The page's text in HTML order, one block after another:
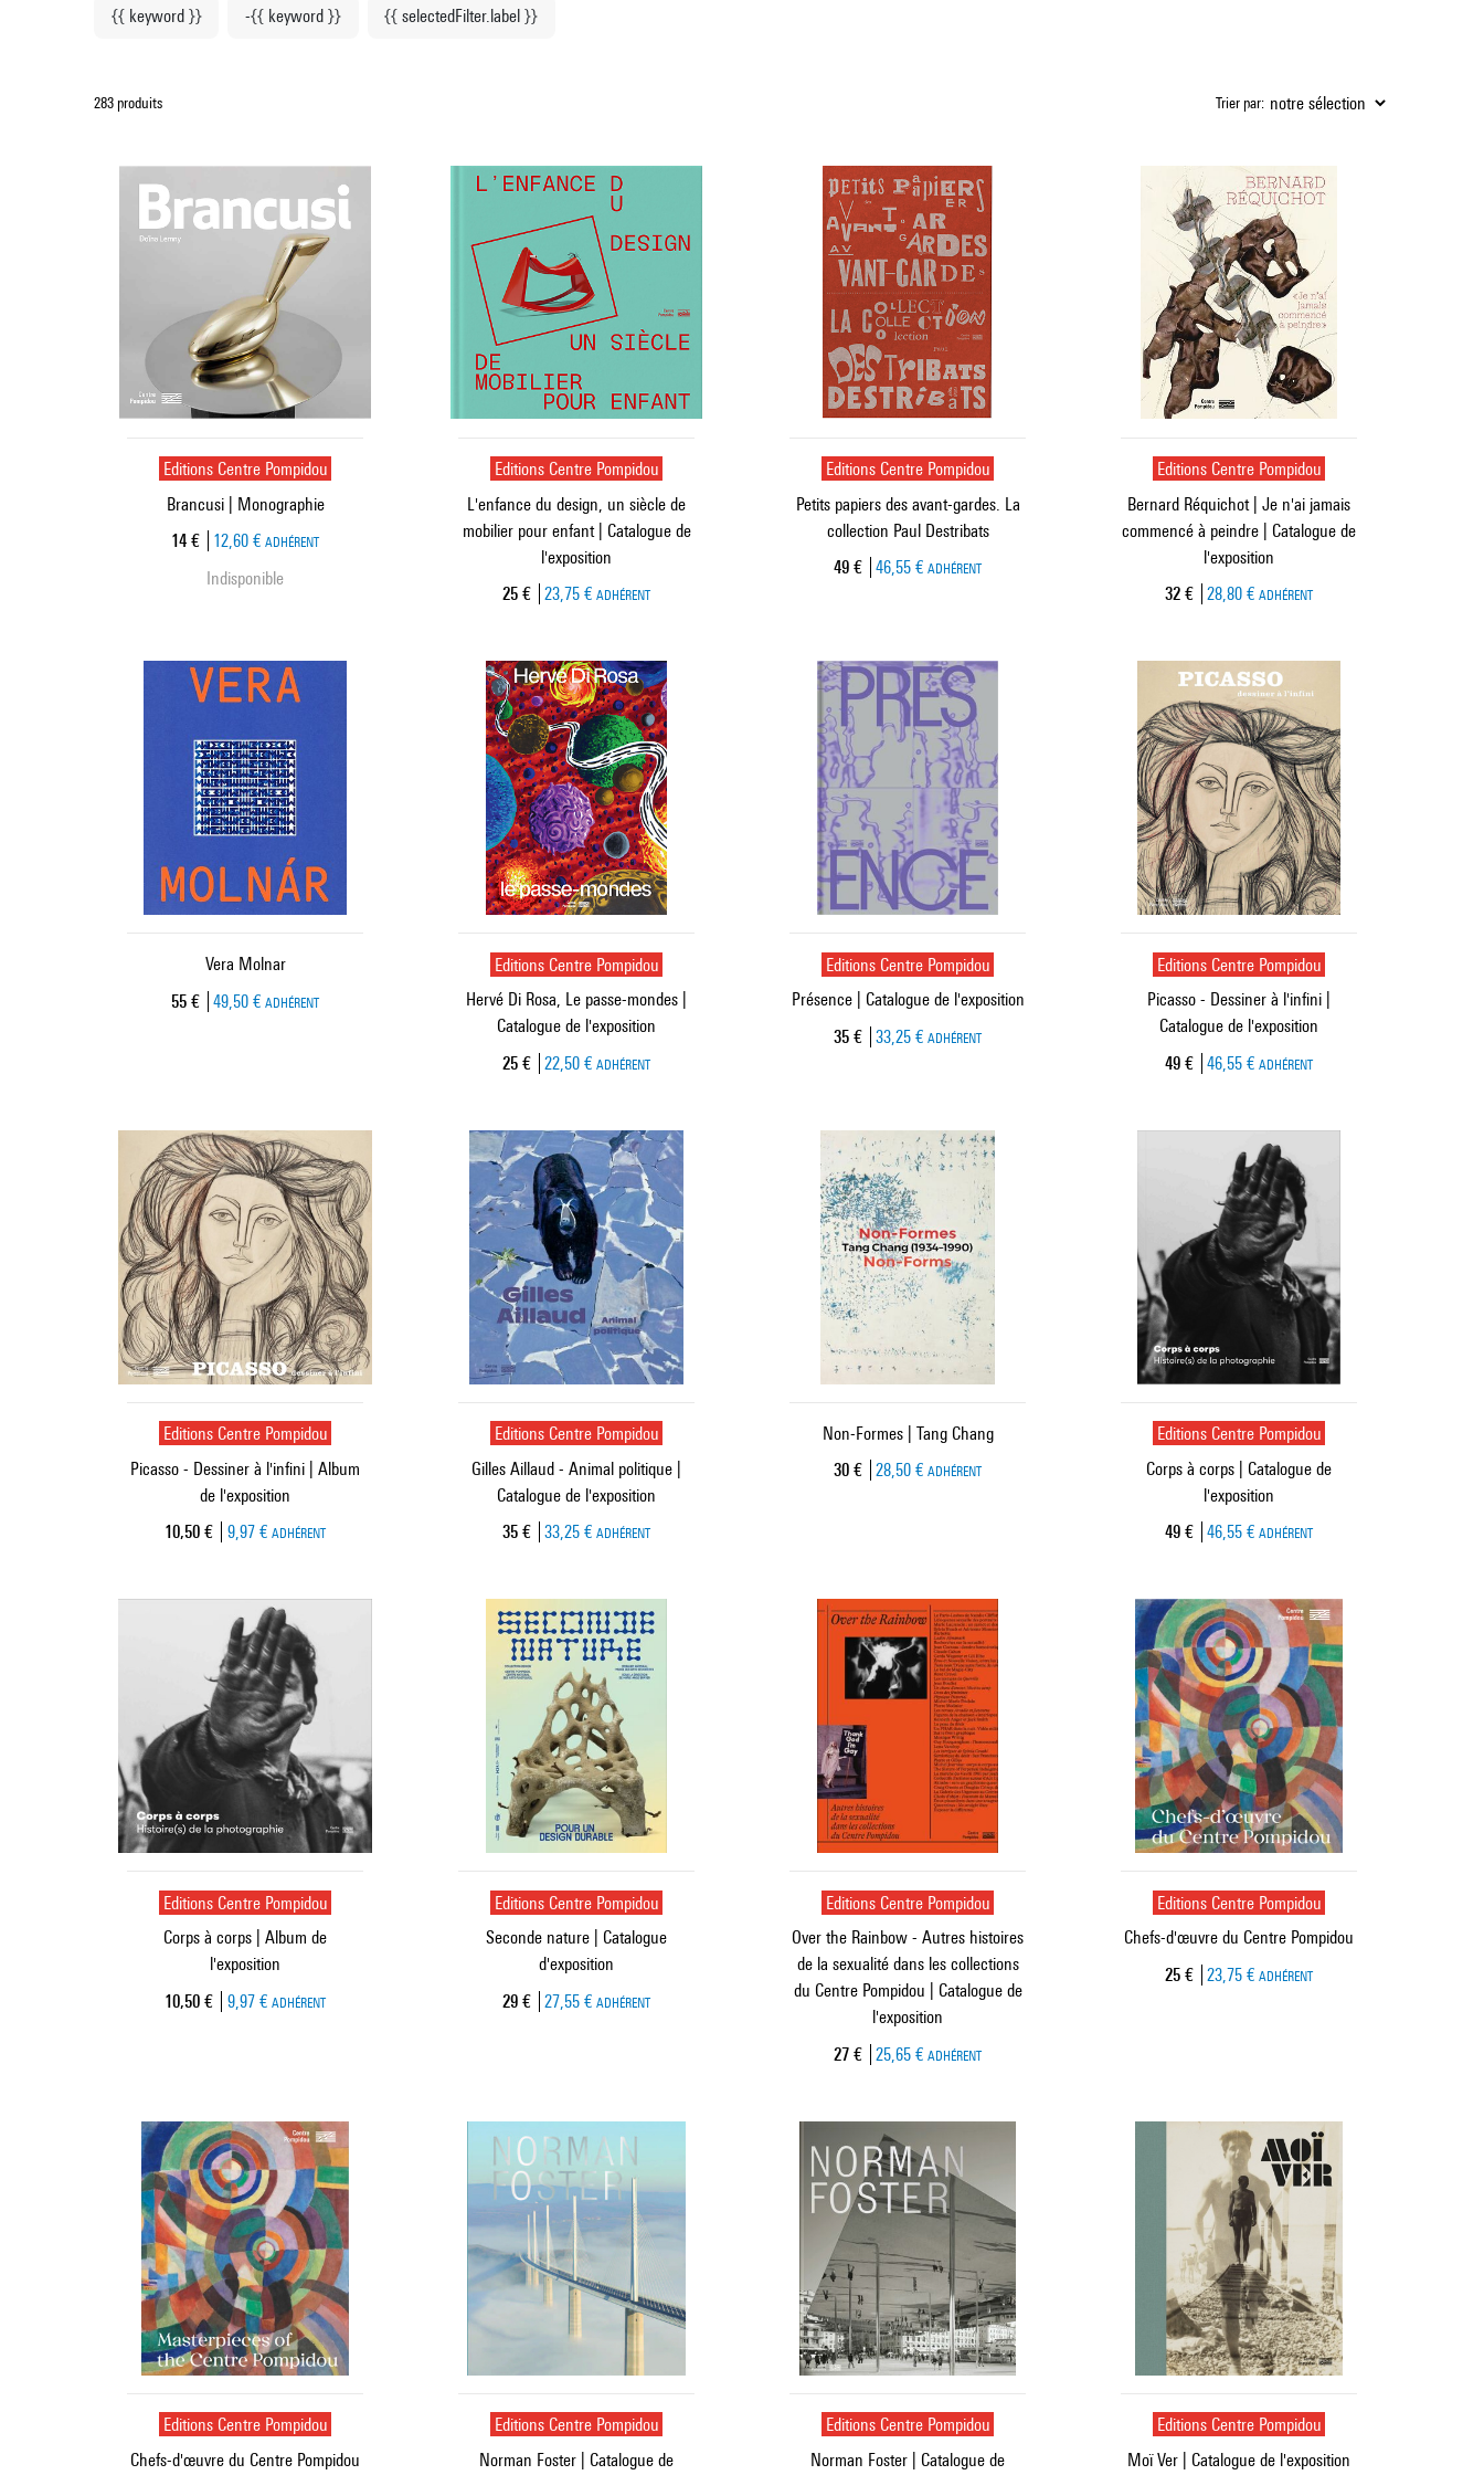
{{ keyword }} -{{ keyword }} {{ selectedFilter.label }}
283 produits Trier par:
Editions Centre Pompidou
Brancusi | Monographie
Prix ​​actuel
14 € 12,60 € ADHÉRENT
Indisponible
Editions Centre Pompidou
L'enfance du design, un siècle de
mobilier pour enfant | Catalogue de
l'exposition
Prix ​​actuel
25 € 23,75 € ADHÉRENT
Editions Centre Pompidou
Petits papiers des avant-gardes. La
collection Paul Destribats
Prix ​​actuel
49 € 46,55 € ADHÉRENT
Editions Centre Pompidou
Bernard Réquichot | Je n'ai jamais
commencé à peindre | Catalogue de
l'exposition
Prix ​​actuel
32 € 28,80 € ADHÉRENT
Vera Molnar
Prix ​​actuel
55 € 49,50 € ADHÉRENT
Editions Centre Pompidou
Hervé Di Rosa, Le passe-mondes |
Catalogue de l'exposition
Prix ​​actuel
25 € 22,50 € ADHÉRENT
Editions Centre Pompidou
Présence | Catalogue de l'exposition
Prix ​​actuel
35 € 33,25 € ADHÉRENT
Editions Centre Pompidou
Picasso - Dessiner à l'infini |
Catalogue de l'exposition
Prix ​​actuel
49 € 46,55 € ADHÉRENT
Editions Centre Pompidou
Picasso - Dessiner à l'infini | Album
de l'exposition
Prix ​​actuel
10,50 € 9,97 € ADHÉRENT
Editions Centre Pompidou
Gilles Aillaud - Animal politique |
Catalogue de l'exposition
Prix ​​actuel
35 € 33,25 € ADHÉRENT
Non-Formes | Tang Chang
Prix ​​actuel
30 € 28,50 € ADHÉRENT
Editions Centre Pompidou
Corps à corps | Catalogue de
l'exposition
Prix ​​actuel
49 € 46,55 € ADHÉRENT
Editions Centre Pompidou
Corps à corps | Album de
l'exposition
Prix ​​actuel
10,50 € 9,97 € ADHÉRENT
Editions Centre Pompidou
Seconde nature | Catalogue
d'exposition
Prix ​​actuel
29 € 27,55 € ADHÉRENT
Editions Centre Pompidou
Over the Rainbow - Autres histoires
de la sexualité dans les collections
du Centre Pompidou | Catalogue de
l'exposition
Prix ​​actuel
27 € 25,65 € ADHÉRENT
Editions Centre Pompidou
Chefs-d'œuvre du Centre Pompidou
Prix ​​actuel
25 € 23,75 € ADHÉRENT
Editions Centre Pompidou
Chefs-d'œuvre du Centre Pompidou
Editions Centre Pompidou
Norman Foster | Catalogue de
Editions Centre Pompidou
Norman Foster | Catalogue de
Editions Centre Pompidou
Moï Ver | Catalogue de l'exposition